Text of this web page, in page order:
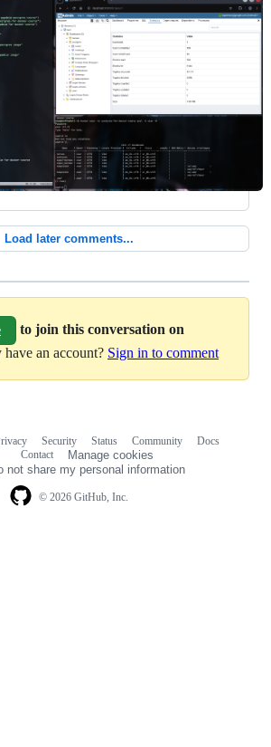
Load later comments...
to join this conversation on
have an account? Sign in to comment
© 2026 GitHub, Inc.
Security Status Community
Docs
Contact
Manage cookies
not share my personal information